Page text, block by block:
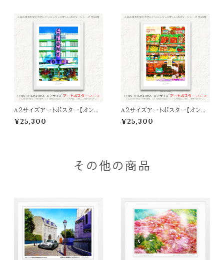
A２サイズアートポスター【オンラ
イン限定】LEON TERASHIMA
「COLONY HOTEL」
¥25,300
A２サイズアートポスター【オンラ
イン限定】LEON TERASHIMA
「BOKU NO PARLOR」
¥25,300
その他の商品